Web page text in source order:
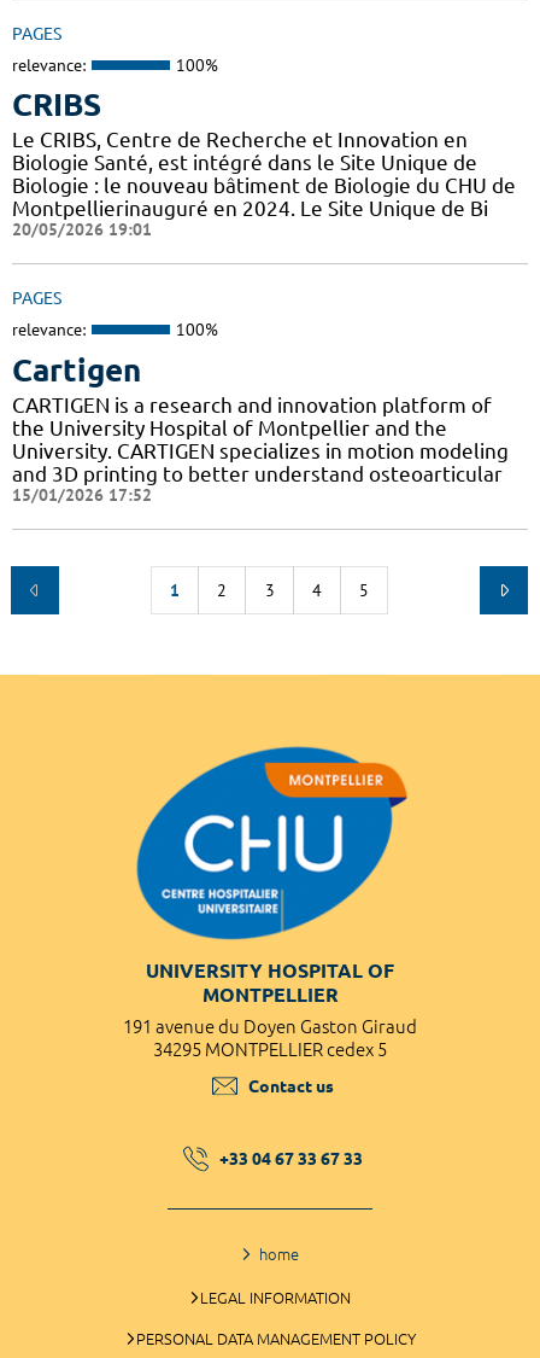
PAGES
relevance: 100%
CRIBS
Le CRIBS, Centre de Recherche et Innovation en
Biologie Santé, est intégré dans le Site Unique de
Biologie : le nouveau bâtiment de Biologie du CHU de
Montpellierinauguré en 2024. Le Site Unique de Bi
20/05/2026 19:01
PAGES
relevance: 100%
Cartigen
CARTIGEN is a research and innovation platform of
the University Hospital of Montpellier and the
University. CARTIGEN specializes in motion modeling
and 3D printing to better understand osteoarticular
15/01/2026 17:52
1 2 3 4 5
UNIVERSITY HOSPITAL OF
MONTPELLIER
191 avenue du Doyen Gaston Giraud
34295 MONTPELLIER cedex 5
Contact us
+33 04 67 33 67 33
home
LEGAL INFORMATION
PERSONAL DATA MANAGEMENT POLICY